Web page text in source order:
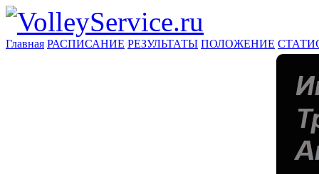
Главная РАСПИСАНИЕ РЕЗУЛЬТАТЫ ПОЛОЖЕНИЕ